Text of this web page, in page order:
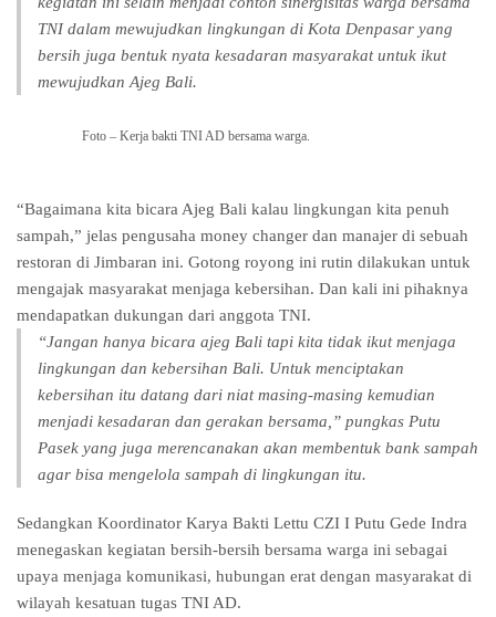
TNI dalam mewujudkan lingkungan di Kota Denpasar yang
bersih juga bentuk nyata kesadaran masyarakat untuk ikut
mewujudkan Ajeg Bali.
Foto – Kerja bakti TNI AD bersama warga.
“Bagaimana kita bicara Ajeg Bali kalau lingkungan kita penuh
sampah,” jelas pengusaha money changer dan manajer di sebuah
restoran di Jimbaran ini. Gotong royong ini rutin dilakukan untuk
mengajak masyarakat menjaga kebersihan. Dan kali ini pihaknya
mendapatkan dukungan dari anggota TNI.
“Jangan hanya bicara ajeg Bali tapi kita tidak ikut menjaga
lingkungan dan kebersihan Bali. Untuk menciptakan
kebersihan itu datang dari niat masing-masing kemudian
menjadi kesadaran dan gerakan bersama,” pungkas Putu
Pasek yang juga merencanakan akan membentuk bank sampah
agar bisa mengelola sampah di lingkungan itu.
Sedangkan Koordinator Karya Bakti Lettu CZI I Putu Gede Indra
menegaskan kegiatan bersih-bersih bersama warga ini sebagai
upaya menjaga komunikasi, hubungan erat dengan masyarakat di
wilayah kesatuan tugas TNI AD.